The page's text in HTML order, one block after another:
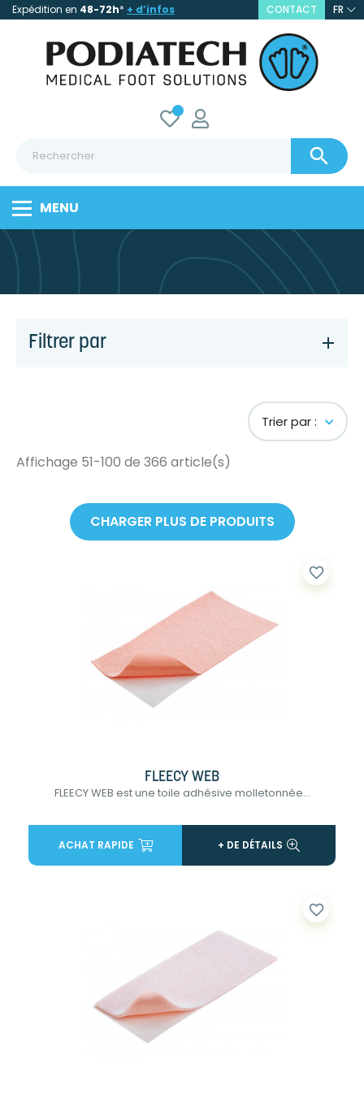
Expédition en 48-72h* + d’infos CONTACT FR

MENU
Filtrer par
Trier par :
Affichage 51-100 de 366 article(s)
CHARGER PLUS DE PRODUITS
favorite_border
FLEECY WEB
FLEECY WEB est une toile adhésive molletonnée...
ACHAT RAPIDE + DE DÉTAILS
favorite_border